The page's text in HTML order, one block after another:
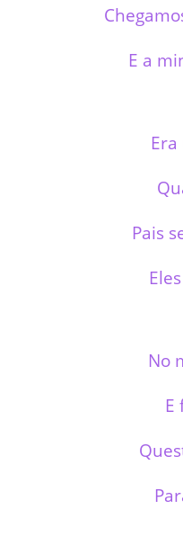
E a
Pais
No
E